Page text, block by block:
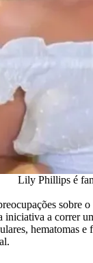
Lily Phillips é
a correr
hematomas